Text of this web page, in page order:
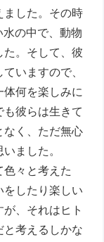
ました。その時
の中で、動物
た。そして、彼
いますので、
何を楽しみに
彼らは生きて
なく、ただ無心
ました。
々と考えた
をしたり楽しい
、それはヒト
と考えるしかな